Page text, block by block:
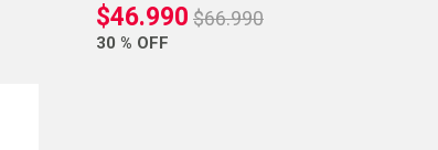
$46.990 $66.990
30 % OFF